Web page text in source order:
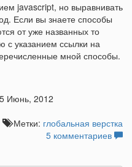
javascript, но выравнивать
Если вы знаете способы
от уже названных то
с указанием ссылки на
мной способы.
5 Июнь, 2012
Метки: глобальная верстка
5 комментариев